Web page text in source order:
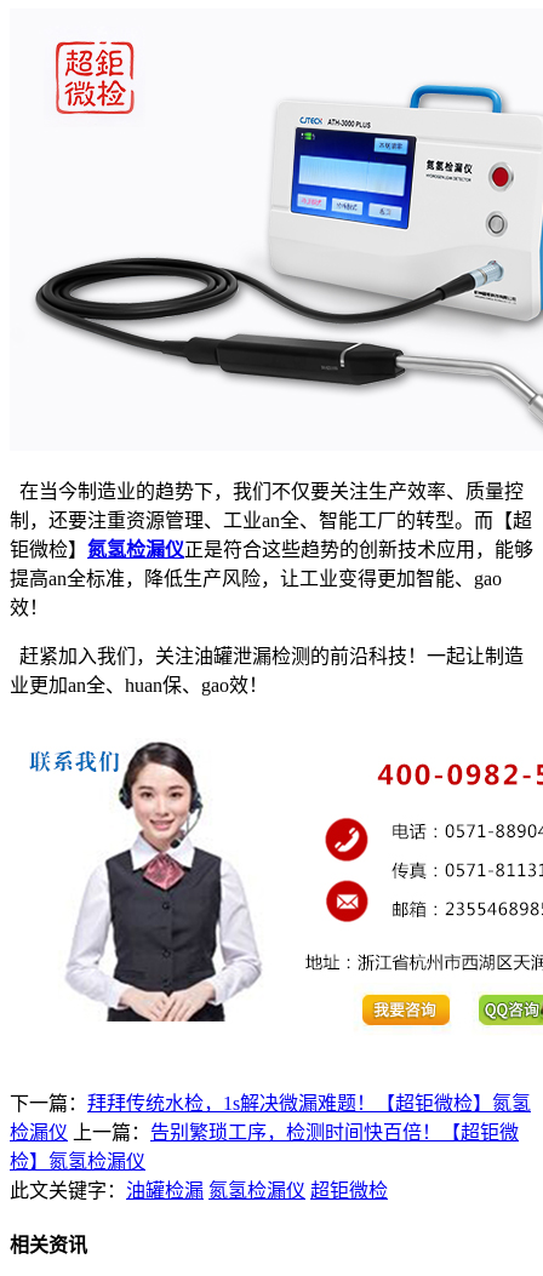
在当今制造业的趋势下，我们不仅要关注生产效率、质量控
制，还要注重资源管理、工业an全、智能工厂的转型。而【超
钜微检】 氮氢检漏仪正是符合这些趋势的创新技术应用，能够
提高an全标准，降低生产风险，让工业变得更加智能、gao
效！
赶紧加入我们，关注油罐泄漏检测的前沿科技！一起让制造
业更加an全、huan保、gao效！
下一篇： 拜拜传统水检，1s解决微漏难题！【超钜微检】氮氢
检漏仪 上一篇： 告别繁琐工序，检测时间快百倍！【超钜微
检】氮氢检漏仪
此文关键字： 油罐检漏 氮氢检漏仪 超钜微检
相关资讯